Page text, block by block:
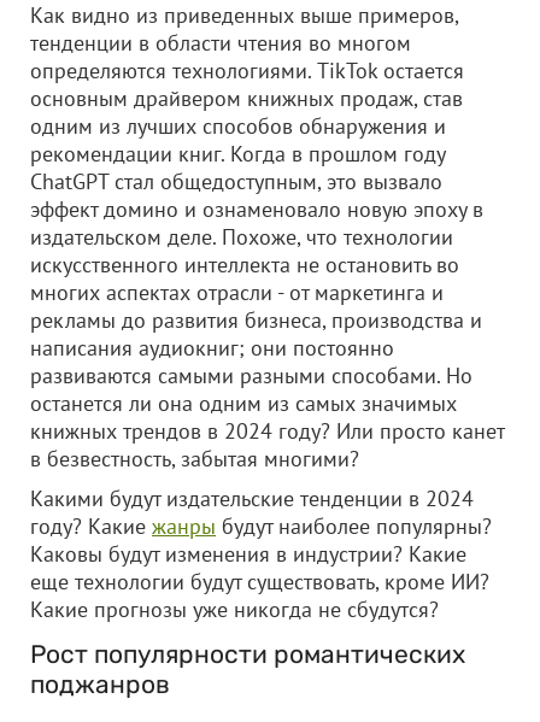
Как видно из приведенных выше примеров,
тенденции в области чтения во многом
определяются технологиями. TikTok остается
основным драйвером книжных продаж, став
одним из лучших способов обнаружения и
рекомендации книг. Когда в прошлом году
ChatGPT стал общедоступным, это вызвало
эффект домино и ознаменовало новую эпоху в
издательском деле. Похоже, что технологии
искусственного интеллекта не остановить во
многих аспектах отрасли - от маркетинга и
рекламы до развития бизнеса, производства и
написания аудиокниг; они постоянно
развиваются самыми разными способами. Но
останется ли она одним из самых значимых
книжных трендов в 2024 году? Или просто канет
в безвестность, забытая многими?
Какими будут издательские тенденции в 2024
году? Какие жанры будут наиболее популярны?
Каковы будут изменения в индустрии? Какие
еще технологии будут существовать, кроме ИИ?
Какие прогнозы уже никогда не сбудутся?
Рост популярности романтических
поджанров